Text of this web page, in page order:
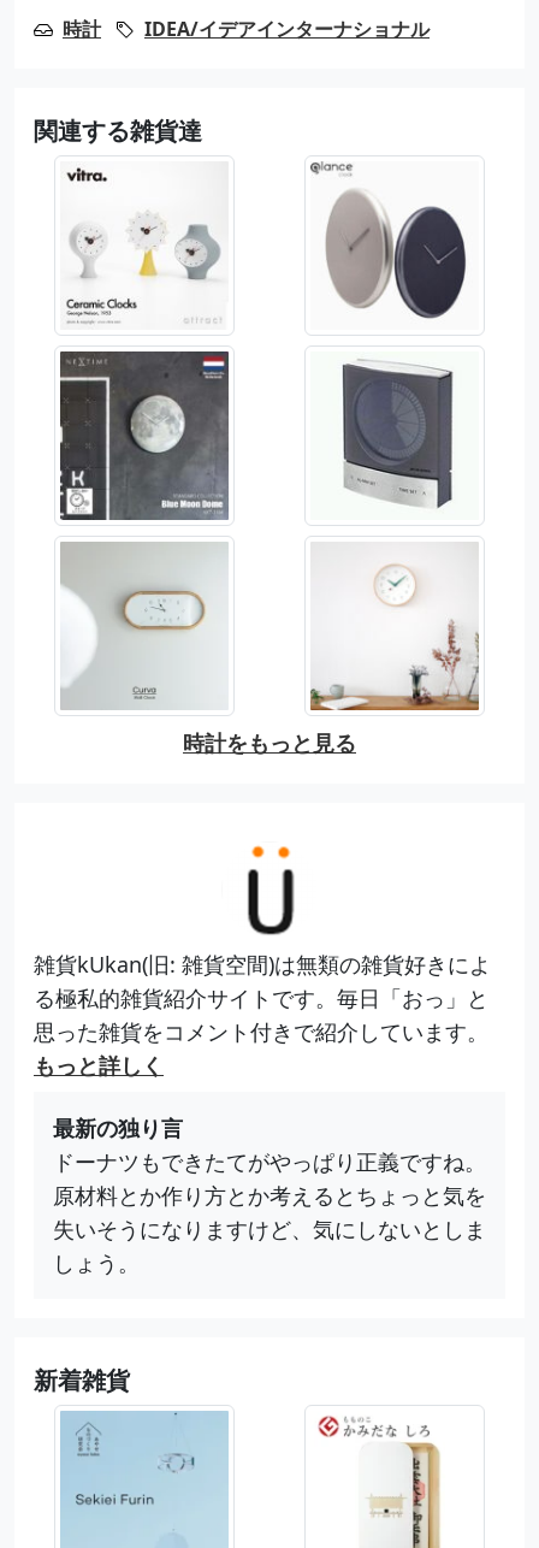
時計 IDEA/イデアインターナショナル
関連する雑貨達
時計をもっと見る
雑貨kUkan(旧: 雑貨空間)は無類の雑貨好きによ
る極私的雑貨紹介サイトです。毎日「おっ」と
思った雑貨をコメント付きで紹介しています。
もっと詳しく
最新の独り言
ドーナツもできたてがやっぱり正義ですね。
原材料とか作り方とか考えるとちょっと気を
失いそうになりますけど、気にしないとしま
しょう。
新着雑貨